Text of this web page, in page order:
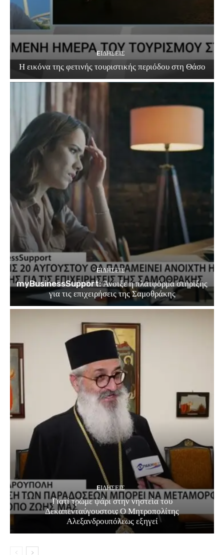
EΙΔΗΣΕΙΣ
Η εικόνα της φετινής τουριστικής περιόδου στη Θάσο
EΙΔΗΣΕΙΣ
myBusinessSupport: Άνοιξε η πλατφόρμα στήριξης
για τις επιχειρήσεις της Σαμοθράκης
EΙΔΗΣΕΙΣ
Γιατί τρώμε ψάρι στην νηστεία του
Δεκαπενταύγουστου; Ο Μητροπολίτης
Αλεξανδρουπόλεως εξηγεί